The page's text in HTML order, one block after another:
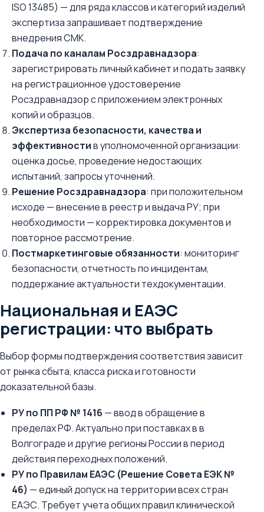
ISO 13485) — для ряда классов и категорий изделий
экспертиза запрашивает подтверждение
внедрения СМК.
Подача по каналам Росздравнадзора:
зарегистрировать личный кабинет и подать заявку
на регистрационное удостоверение
Росздравнадзор с приложением электронных
копий и образцов.
Экспертиза безопасности, качества и
эффективностив уполномоченной организации:
оценка досье, проведение недостающих
испытаний, запросы уточнений.
Решение Росздравнадзора: при положительном
исходе — внесение в реестр и выдача РУ; при
необходимости — корректировка документов и
повторное рассмотрение.
Постмаркетинговые обязанности: мониторинг
безопасности, отчетность по инцидентам,
поддержание актуальности техдокументации.
Национальная и ЕАЭС
регистрации: что выбрать
Выбор формы подтверждения соответствия зависит
от рынка сбыта, класса риска и готовности
доказательной базы.
РУ по ПП РФ № 1416 — ввод в обращение в
пределах РФ. Актуально при поставках в в
Волгограде и другие регионы России в период
действия переходных положений.
РУ по Правилам ЕАЭС (Решение Совета ЕЭК №
46) — единый допуск на территории всех стран
ЕАЭС. Требует учета общих правил клинической